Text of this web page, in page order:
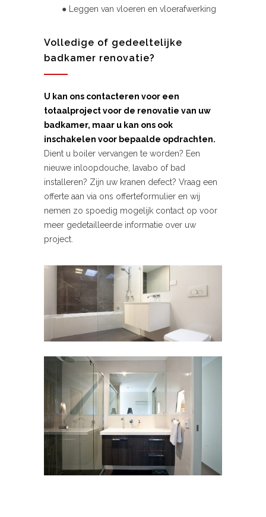
● Leggen van vloeren en vloerafwerking
Volledige of gedeeltelijke
badkamer renovatie?
U kan ons contacteren voor een
totaalproject voor de renovatie van uw
badkamer, maar u kan ons ook
inschakelen voor bepaalde opdrachten.
Dient u boiler vervangen te worden? Een
nieuwe inloopdouche, lavabo of bad
installeren? Zijn uw kranen defect? Vraag een
offerte aan via ons offerteformulier en wij
nemen zo spoedig mogelijk contact op voor
meer gedetailleerde informatie over uw
project.